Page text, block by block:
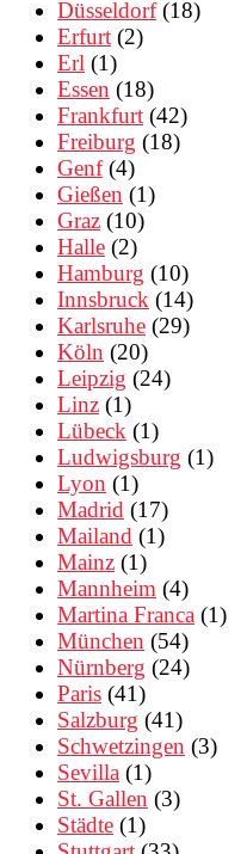
Düsseldorf(18)
Erfurt (2)
Erl (1)
Essen (18)
Frankfurt (42)
Freiburg (18)
Genf(4)
Gießen (1)
Graz (10)
Halle (2)
Hamburg (10)
Innsbruck (14)
Karlsruhe (29)
Köln (20)
Leipzig (24)
Linz (1)
Lübeck (1)
Ludwigsburg (1)
Lyon (1)
Madrid (17)
Mailand (1)
Mainz (1)
Mannheim (4)
Martina Franca (1)
München (54)
Nürnberg (24)
Paris (41)
Salzburg (41)
Schwetzingen (3)
Sevilla (1)
St. Gallen (3)
Städte (1)